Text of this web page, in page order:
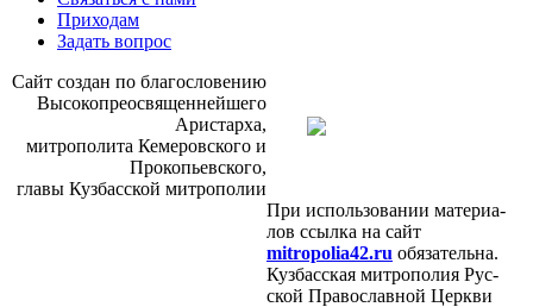
Приходам
Задать вопрос
Сайт со­здан по бла­го­сло­ве­нию
Вы­со­ко­прео­свя­щен­ней­ше­го
Ари­стар­ха,
мит­ро­по­ли­та Ке­ме­ров­ско­го и
Про­ко­пьев­ско­го,
гла­вы Куз­бас­ской мит­ро­по­лии
При ис­поль­зо­ва­нии ма­те­ри­а­
лов ссыл­ка на сайт
mitropolia42.ru обя­за­тель­на.
Куз­бас­ская мит­ро­по­лия Рус­
ской Пра­во­слав­ной Церк­ви